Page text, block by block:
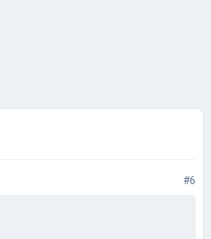
#6